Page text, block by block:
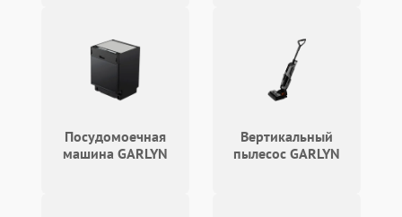
Посудомоечная
машина GARLYN
Вертикальный
пылесос GARLYN